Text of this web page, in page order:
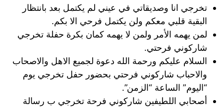
تخرجي انا وصديقاتي في عيني لم يكتمل بعد بانتظار
البقية قلبي معكم ولن يكتمل فرحي الا بكم.
لمن يهمه الأمر ولمن لا يهمه كمان بكرة حفلة تخرجي
شاركوني فرحتي.
السلام عليكم ورحمة الله دعوة لجميع الاهل والاصحاب
والاحباب شاركوني فرحتي بحضور حفل تخرجي يوم
“اليوم” الساعة “الزمن”.
أصحابي اللطيفين شاركوني فرحة تخرجي ب رسالة